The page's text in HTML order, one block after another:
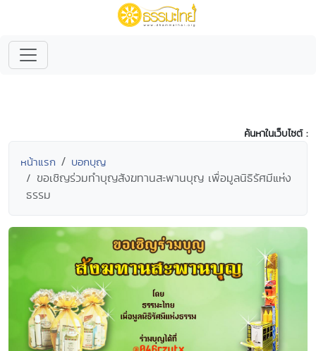
ค้นหาในเว็บไซต์ :
หน้าแรก บอกบุญ
ขอเชิญร่วมทำบุญสังฆทานสะพานบุญ เพื่อมูลนิธิรัศมีแห่ง
ธรรม